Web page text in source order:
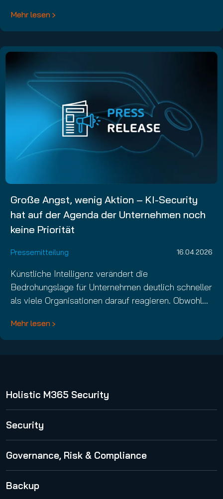
Mehr lesen
Große Angst, wenig Aktion – KI-Security
hat auf der Agenda der Unternehmen noch
keine Priorität
Pressemitteilung 16.04.2026
Künstliche Intelligenz verändert die
Bedrohungslage für Unternehmen deutlich schneller
als viele Organisationen darauf reagieren. Obwohl…
Mehr lesen
Holistic M365 Security
365 Total Protection
Security
Spam and Malware Protection
Advanced Threat Protection
Security Awareness Service
Governance, Risk & Compliance
365 Permission Manager
Backup